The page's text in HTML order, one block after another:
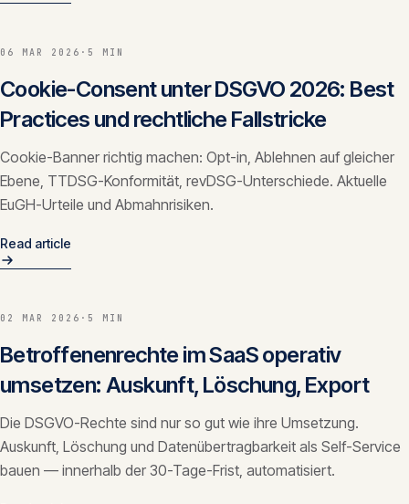
06 MAR 2026 · 5 MIN
Cookie-Consent unter DSGVO 2026: Best
Practices und rechtliche Fallstricke
Cookie-Banner richtig machen: Opt-in, Ablehnen auf gleicher
Ebene, TTDSG-Konformität, revDSG-Unterschiede. Aktuelle
EuGH-Urteile und Abmahnrisiken.
Read article
02 MAR 2026 · 5 MIN
Betroffenenrechte im SaaS operativ
umsetzen: Auskunft, Löschung, Export
Die DSGVO-Rechte sind nur so gut wie ihre Umsetzung.
Auskunft, Löschung und Datenübertragbarkeit als Self-Service
bauen — innerhalb der 30-Tage-Frist, automatisiert.